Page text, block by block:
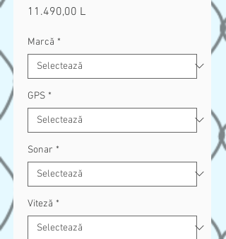
11.490,00 LPreț
Marcă *
GPS *
Sonar *
Viteză *